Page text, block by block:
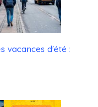
vacances d'été :